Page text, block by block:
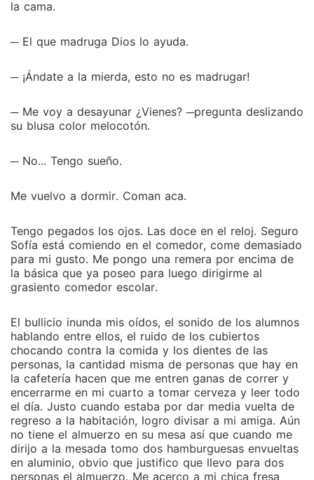
la cama.
─ El que madruga Dios lo ayuda.
─ ¡Ándate a la mierda, esto no es madrugar!
─ Me voy a desayunar ¿Vienes? ─pregunta deslizando
su blusa color melocotón.
─ No... Tengo sueño.
Me vuelvo a dormir. Coman aca.
Tengo pegados los ojos. Las doce en el reloj. Seguro
Sofía está comiendo en el comedor, come demasiado
para mi gusto. Me pongo una remera por encima de
la básica que ya poseo para luego dirigirme al
grasiento comedor escolar.
El bullicio inunda mis oídos, el sonido de los alumnos
hablando entre ellos, el ruido de los cubiertos
chocando contra la comida y los dientes de las
personas, la cantidad misma de personas que hay en
la cafetería hacen que me entren ganas de correr y
encerrarme en mi cuarto a tomar cerveza y leer todo
el día. Justo cuando estaba por dar media vuelta de
regreso a la habitación, logro divisar a mi amiga. Aún
no tiene el almuerzo en su mesa así que cuando me
dirijo a la mesada tomo dos hamburguesas envueltas
en aluminio, obvio que justifico que llevo para dos
personas el almuerzo. Me acerco a mi chica fresa